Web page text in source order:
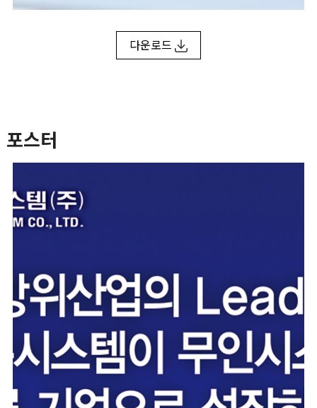
다운로드
포스터